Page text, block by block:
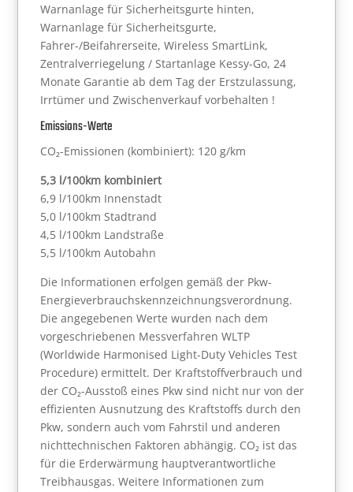
Warnanlage für Sicherheitsgurte hinten,
Warnanlage für Sicherheitsgurte,
Fahrer-/Beifahrerseite, Wireless SmartLink,
Zentralverriegelung / Startanlage Kessy-Go, 24
Monate Garantie ab dem Tag der Erstzulassung,
Irrtümer und Zwischenverkauf vorbehalten !
Emissions-Werte
CO₂-Emissionen (kombiniert): 120 g/km
5,3 l/100km kombiniert
6,9 l/100km Innenstadt
5,0 l/100km Stadtrand
4,5 l/100km Landstraße
5,5 l/100km Autobahn
Die Informationen erfolgen gemäß der Pkw-
Energieverbrauchskennzeichnungsverordnung.
Die angegebenen Werte wurden nach dem
vorgeschriebenen Messverfahren WLTP
(Worldwide Harmonised Light-Duty Vehicles Test
Procedure) ermittelt. Der Kraftstoffverbrauch und
der CO₂-Ausstoß eines Pkw sind nicht nur von der
effizienten Ausnutzung des Kraftstoffs durch den
Pkw, sondern auch vom Fahrstil und anderen
nichttechnischen Faktoren abhängig. CO₂ ist das
für die Erderwärmung hauptverantwortliche
Treibhausgas. Weitere Informationen zum